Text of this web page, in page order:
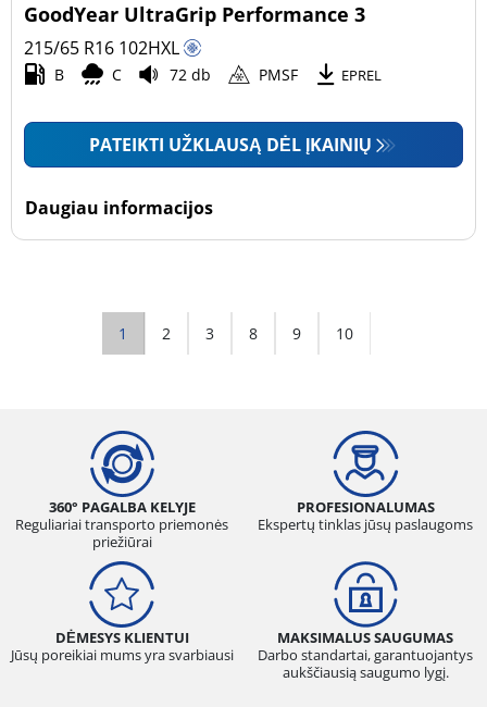
GoodYear UltraGrip Performance 3
215/65 R16 102HXL
B C 72 db PMSF EPREL
PATEIKTI UŽKLAUSĄ DĖL ĮKAINIŲ
Daugiau informacijos
1 2 3 8 9 10
360° PAGALBA KELYJE
Reguliariai transporto priemonės
priežiūrai
PROFESIONALUMAS
Ekspertų tinklas jūsų paslaugoms
DĖMESYS KLIENTUI
Jūsų poreikiai mums yra svarbiausi
MAKSIMALUS SAUGUMAS
Darbo standartai, garantuojantys
aukščiausią saugumo lygį.